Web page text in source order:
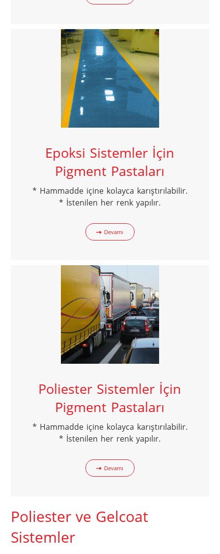
Epoksi Sistemler İçin
Pigment Pastaları
* Hammadde içine kolayca karıştırılabilir.
* İstenilen her renk yapılır.
Devamı
Poliester Sistemler İçin
Pigment Pastaları
* Hammadde içine kolayca karıştırılabilir.
* İstenilen her renk yapılır.
Devamı
Poliester ve Gelcoat
Sistemler